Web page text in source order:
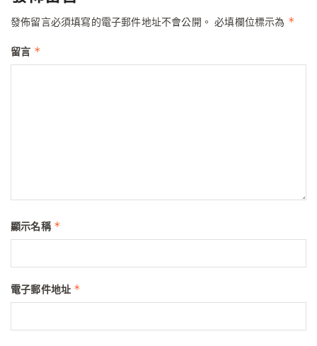
發佈留言必須填寫的電子郵件地址不會公開。 必填欄位標示為 *
留言 *
顯示名稱 *
電子郵件地址 *